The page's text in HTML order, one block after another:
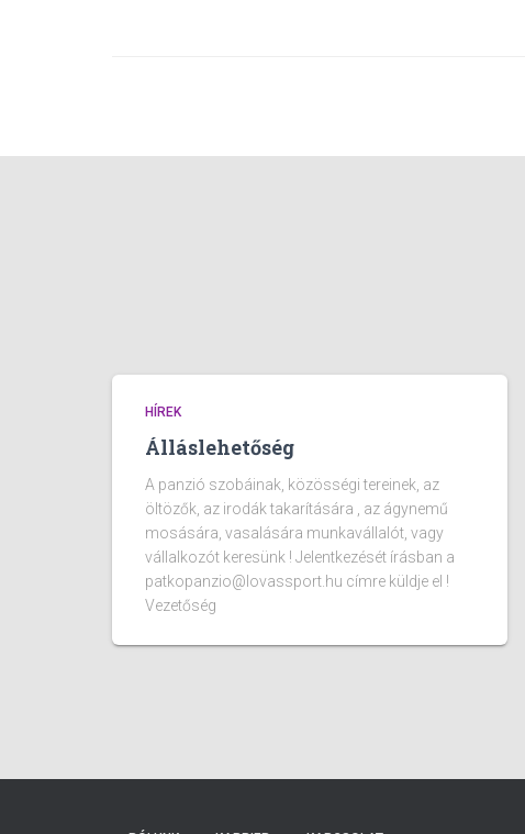
HÍREK
Álláslehetőség
A panzió szobáinak, közösségi tereinek, az
öltözők, az irodák takarítására , az ágynemű
mosására, vasalására munkavállalót, vagy
vállalkozót keresünk ! Jelentkezését írásban a
patkopanzio@lovassport.hu címre küldje el !
Vezetőség